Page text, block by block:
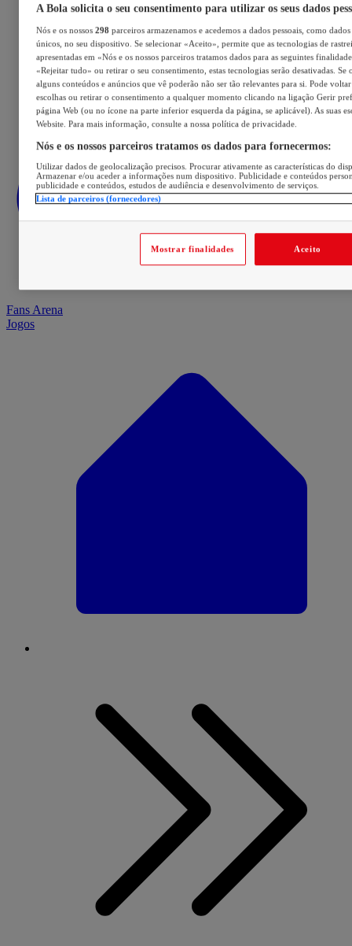
Fans Arena
Jogos
A Bola solicita o seu consentimento para utilizar os seus dados
Nós e os nossos 298 parceiros armazenamos e acedemos a dados pessoais, como
únicos, no seu dispositivo. Se selecionar «Aceito», permite que as tecnologias de
apresentadas em «Nós e os nossos parceiros tratamos dados para as seguintes
«Rejeitar tudo» ou retirar o seu consentimento, estas tecnologias serão desativadas. Se
alguns conteúdos e anúncios que vê poderão não ser tão relevantes para si. Pode voltar
escolhas ou retirar o consentimento a qualquer momento clicando na ligação Gerir
página Web (ou no ícone na parte inferior esquerda da página, se aplicável). As suas
Website. Para mais informação, consulte a nossa política de privacidade.
Nós e os nossos parceiros tratamos os dados para fornecermos:
Utilizar dados de geolocalização precisos. Procurar ativamente as características do
Armazenar e/ou aceder a informações num dispositivo. Publicidade e conteúdos
publicidade e conteúdos, estudos de audiência e desenvolvimento de serviços.
Lista de parceiros (fornecedores)
Mostrar finalidades Aceito